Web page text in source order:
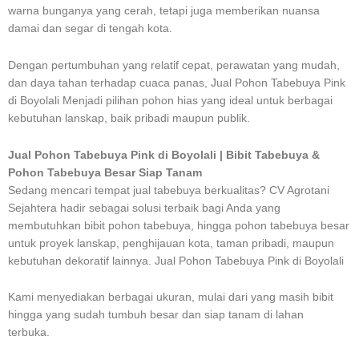
warna bunganya yang cerah, tetapi juga memberikan nuansa
damai dan segar di tengah kota.
Dengan pertumbuhan yang relatif cepat, perawatan yang mudah,
dan daya tahan terhadap cuaca panas, Jual Pohon Tabebuya Pink
di Boyolali Menjadi pilihan pohon hias yang ideal untuk berbagai
kebutuhan lanskap, baik pribadi maupun publik.
Jual Pohon Tabebuya Pink di Boyolali | Bibit Tabebuya &
Pohon Tabebuya Besar Siap Tanam
Sedang mencari tempat jual tabebuya berkualitas? CV Agrotani
Sejahtera hadir sebagai solusi terbaik bagi Anda yang
membutuhkan bibit pohon tabebuya, hingga pohon tabebuya besar
untuk proyek lanskap, penghijauan kota, taman pribadi, maupun
kebutuhan dekoratif lainnya. Jual Pohon Tabebuya Pink di Boyolali
Kami menyediakan berbagai ukuran, mulai dari yang masih bibit
hingga yang sudah tumbuh besar dan siap tanam di lahan
terbuka.